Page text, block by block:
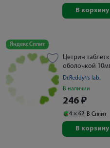
В корзину
Яндекс Сплит
Цетрин
оболочкой
Dr.Reddy\'s lab.
В наличии
246 ₽
4 × 62 В Сплит
В корзину